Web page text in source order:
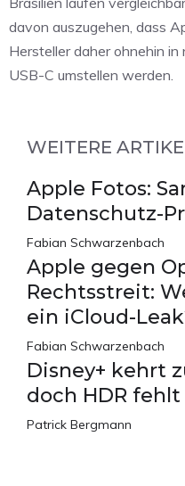
davon auszugehen, dass
Hersteller daher ohnehin
USB-C umstellen werden.
WEITERE
Apple Fotos:
Datenschutz-
Fabian Schwarzenbach
Apple gegen
Rechtsstreit:
ein iCloud-
Fabian Schwarzenbach
Disney+ kehrt
doch HDR
Patrick Bergmann